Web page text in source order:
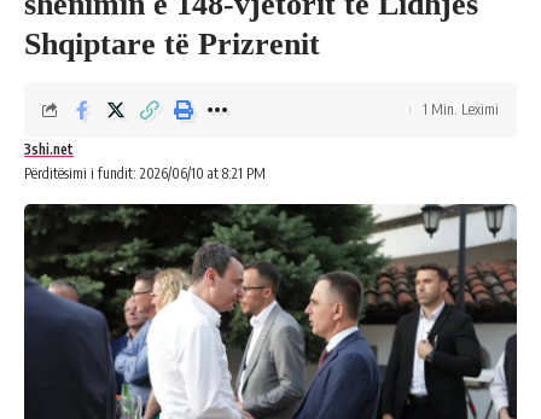
Shqiptare të Prizrenit
Përditësimi i fundit: 2026/06/10 at 8:21 PM
3shi.net
1 Min. Leximi